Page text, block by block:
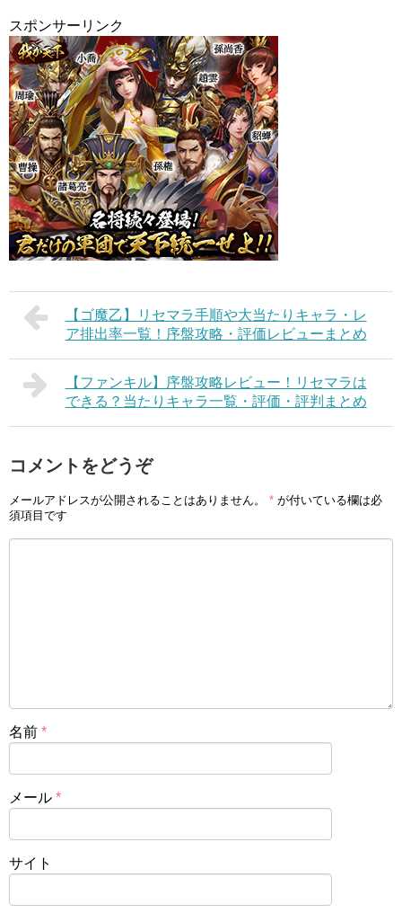
スポンサーリンク
【ゴ魔乙】リセマラ手順や大当たりキャラ・レ
ア排出率一覧！序盤攻略・評価レビューまとめ
【ファンキル】序盤攻略レビュー！リセマラは
できる？当たりキャラ一覧・評価・評判まとめ
コメントをどうぞ
メールアドレスが公開されることはありません。 * が付いている欄は必
須項目です
名前 *
メール *
サイト